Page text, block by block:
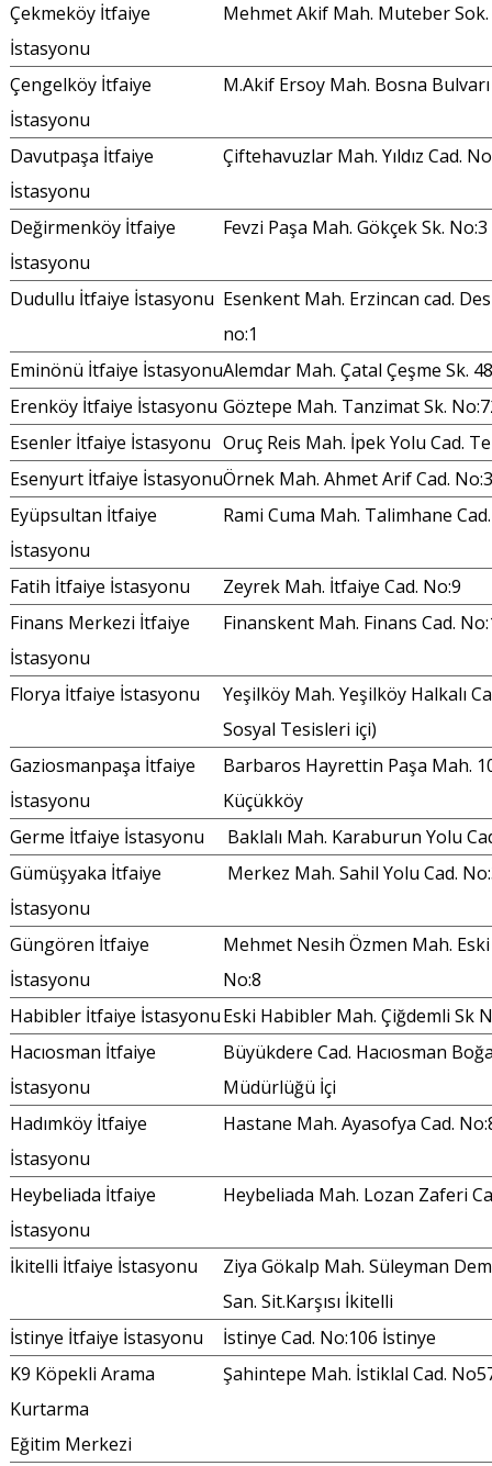
Çekmeköy İtfaiye
İstasyonu
Mehmet Akif Mah. Muteber
Çengelköy İtfaiye
İstasyonu
M.Akif Ersoy Mah. Bosna
Davutpaşa İtfaiye
İstasyonu
Çiftehavuzlar Mah. Yıldız Cad.
Değirmenköy İtfaiye
İstasyonu
Fevzi Paşa Mah. Gökçek Sk. No:3
Dudullu İtfaiye İstasyonu Esenkent Mah. Erzincan cad.
no:1
Eminönü İtfaiye İstasyonuAlemdar Mah. Çatal Çeşme Sk.
Erenköy İtfaiye İstasyonu Göztepe Mah. Tanzimat Sk.
Esenler İtfaiye İstasyonu Oruç Reis Mah. İpek Yolu Cad.
Esenyurt İtfaiye İstasyonuÖrnek Mah. Ahmet Arif Cad.
Eyüpsultan İtfaiye
İstasyonu
Rami Cuma Mah. Talimhane
Fatih İtfaiye İstasyonu
Zeyrek Mah. İtfaiye Cad. No:9
Finans Merkezi İtfaiye
İstasyonu
Finanskent Mah. Finans Cad.
Florya İtfaiye İstasyonu
Yeşilköy Mah. Yeşilköy Halkalı
Sosyal Tesisleri içi)
Gaziosmanpaşa İtfaiye
İstasyonu
Barbaros Hayrettin Paşa Mah.
Küçükköy
Germe İtfaiye İstasyonu
Baklalı Mah. Karaburun Yolu
Gümüşyaka İtfaiye
İstasyonu
Merkez Mah. Sahil Yolu Cad.
Güngören İtfaiye
İstasyonu
Mehmet Nesih Özmen Mah.
No:8
Habibler İtfaiye İstasyonuEski Habibler Mah. Çiğdemli Sk
Hacıosman İtfaiye
İstasyonu
Büyükdere Cad. Hacıosman
Müdürlüğü İçi
Hadımköy İtfaiye
İstasyonu
Hastane Mah. Ayasofya Cad.
Heybeliada İtfaiye
İstasyonu
Heybeliada Mah. Lozan Zaferi
İkitelli İtfaiye İstasyonu
Ziya Gökalp Mah. Süleyman
San. Sit.Karşısı İkitelli
İstinye İtfaiye İstasyonu
İstinye Cad. No:106 İstinye
K9 Köpekli Arama
Kurtarma
Eğitim Merkezi
Şahintepe Mah. İstiklal Cad.